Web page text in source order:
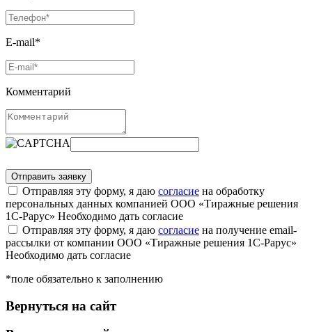
E-mail*
Комментарий
Отправляя эту форму, я даю согласие на обработку
персональных данных компанией ООО «Тиражные решения
1С-Рарус» Необходимо дать согласие
Отправляя эту форму, я даю согласие на получение email-
рассылки от компании ООО «Тиражные решения 1С-Рарус»
Необходимо дать согласие
*поле обязательно к заполнению
Вернуться на сайт